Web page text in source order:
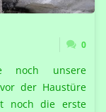
0
noch unsere
der Haustüre
noch die erste